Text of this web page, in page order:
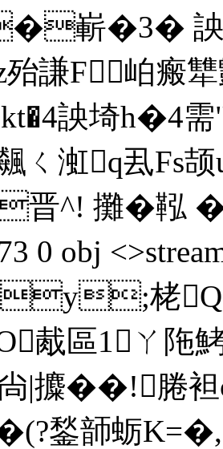
嶄�3� 詇
殆謙F岶瘢
詇埼h�4需
ㄑ渱q厾Fs
^! 攤�鞃
0 obj
栳Q
胾區1ㄚ陁
|攗��!腃
鍫韴 蛎